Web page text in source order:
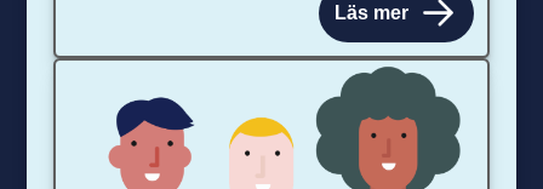
Läs mer